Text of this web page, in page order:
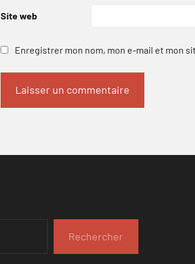
Site web
Enregistrer mon nom, mon e-mail et mon
Rechercher